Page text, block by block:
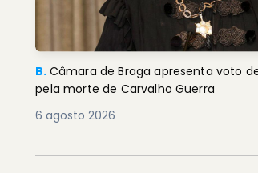
B. Câmara de Braga apresenta voto
pela morte de Carvalho Guerra
6 agosto 2026